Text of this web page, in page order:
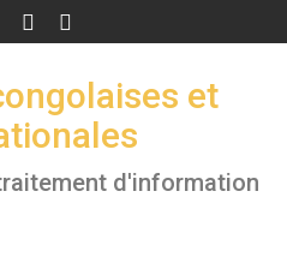
et
d'information